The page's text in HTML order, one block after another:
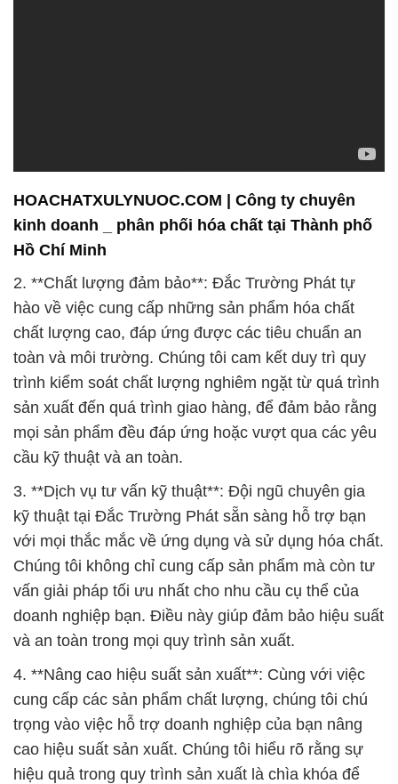
HOACHATXULYNUOC.COM | Công ty chuyên
kinh doanh _ phân phối hóa chất tại Thành phố
Hồ Chí Minh
2. **Chất lượng đảm bảo**: Đắc Trường Phát tự
hào về việc cung cấp những sản phẩm hóa chất
chất lượng cao, đáp ứng được các tiêu chuẩn an
toàn và môi trường. Chúng tôi cam kết duy trì quy
trình kiểm soát chất lượng nghiêm ngặt từ quá trình
sản xuất đến quá trình giao hàng, để đảm bảo rằng
mọi sản phẩm đều đáp ứng hoặc vượt qua các yêu
cầu kỹ thuật và an toàn.
3. **Dịch vụ tư vấn kỹ thuật**: Đội ngũ chuyên gia
kỹ thuật tại Đắc Trường Phát sẵn sàng hỗ trợ bạn
với mọi thắc mắc về ứng dụng và sử dụng hóa chất.
Chúng tôi không chỉ cung cấp sản phẩm mà còn tư
vấn giải pháp tối ưu nhất cho nhu cầu cụ thể của
doanh nghiệp bạn. Điều này giúp đảm bảo hiệu suất
và an toàn trong mọi quy trình sản xuất.
4. **Nâng cao hiệu suất sản xuất**: Cùng với việc
cung cấp các sản phẩm chất lượng, chúng tôi chú
trọng vào việc hỗ trợ doanh nghiệp của bạn nâng
cao hiệu suất sản xuất. Chúng tôi hiểu rõ rằng sự
hiệu quả trong quy trình sản xuất là chìa khóa để